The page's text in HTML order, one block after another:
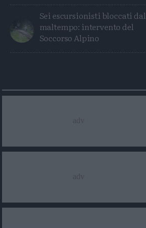
Sei escursionisti bloccati dal
maltempo: intervento del
Soccorso Alpino